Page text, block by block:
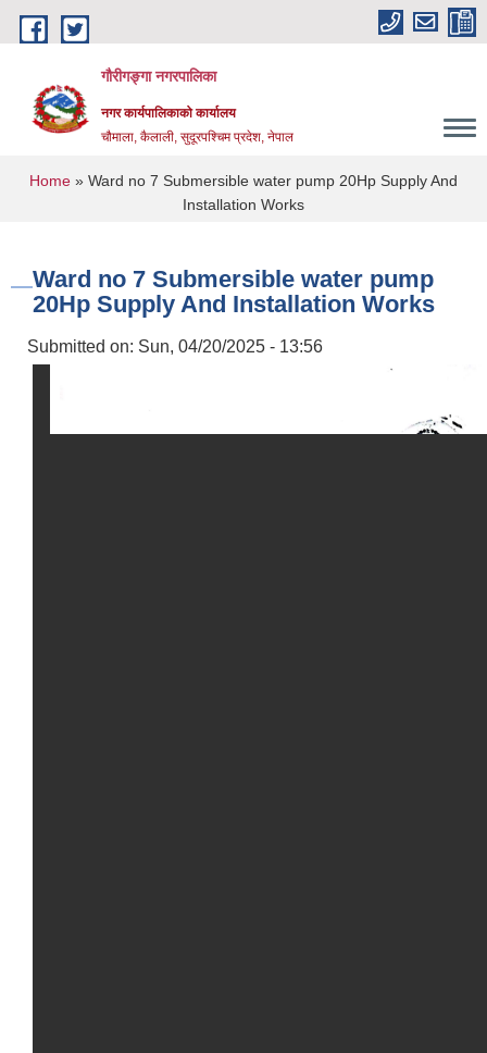
Skip to main content
गौरीगङ्गा नगरपालिका
नगर कार्यपालिकाको कार्यालय
चौमाला, कैलाली, सुदूरपश्चिम प्रदेश, नेपाल
You are here
Home » Ward no 7 Submersible water pump 20Hp Supply And
Installation Works
Ward no 7 Submersible water pump
20Hp Supply And Installation Works
Submitted on: Sun, 04/20/2025 - 13:56